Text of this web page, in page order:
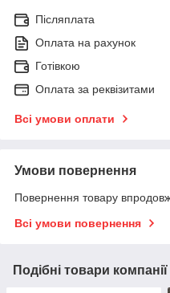
Післяплата
Оплата на рахунок
Готівкою
Оплата за реквізитами
Всі умови оплати
Умови повернення
Повернення товару
Всі умови повернення
Подібні товари компанії